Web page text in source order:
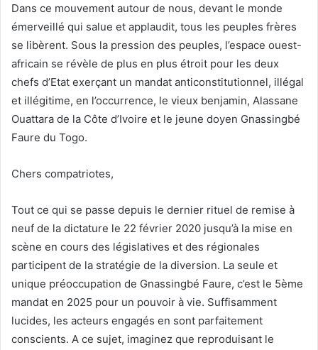
Dans ce mouvement autour de nous, devant le monde
émerveillé qui salue et applaudit, tous les peuples frères
se libèrent. Sous la pression des peuples, l’espace ouest-
africain se révèle de plus en plus étroit pour les deux
chefs d’Etat exerçant un mandat anticonstitutionnel, illégal
et illégitime, en l’occurrence, le vieux benjamin, Alassane
Ouattara de la Côte d’Ivoire et le jeune doyen Gnassingbé
Faure du Togo.
Chers compatriotes,
Tout ce qui se passe depuis le dernier rituel de remise à
neuf de la dictature le 22 février 2020 jusqu’à la mise en
scène en cours des législatives et des régionales
participent de la stratégie de la diversion. La seule et
unique préoccupation de Gnassingbé Faure, c’est le 5ème
mandat en 2025 pour un pouvoir à vie. Suffisamment
lucides, les acteurs engagés en sont parfaitement
conscients. A ce sujet, imaginez que reproduisant le